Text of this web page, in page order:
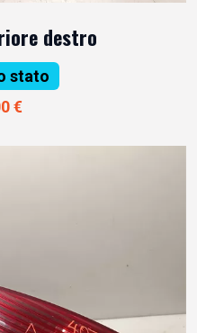
destro
stato
€